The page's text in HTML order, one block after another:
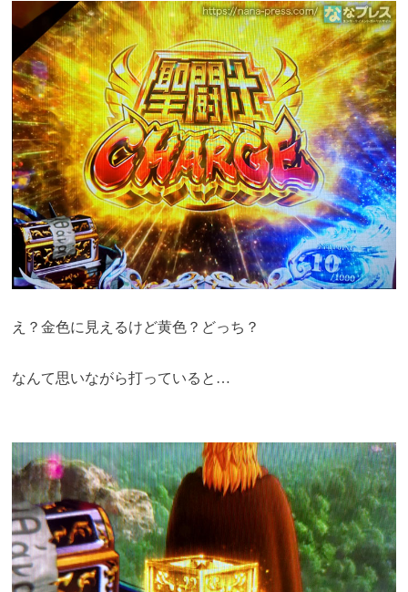
え？金色に見えるけど黄色？どっち？
なんて思いながら打っていると…